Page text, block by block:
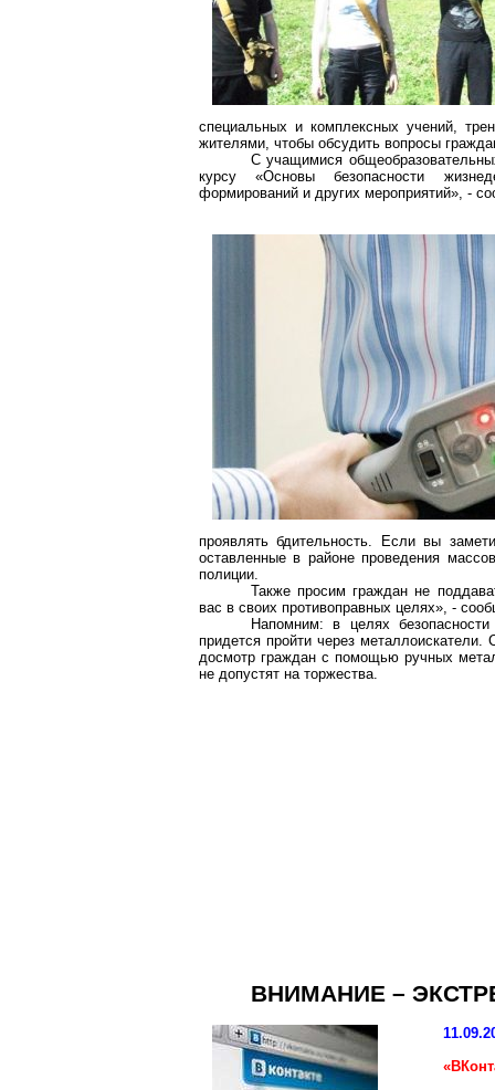
специальных и комплексных учений,
жителями, чтобы обсудить вопросы
С учащимися
курсу «Основы безопасности
формирований и других мероприятий», -
проявлять бдительность. Если вы
оставленные в районе проведения
полиции.
Также просим граждан не
вас в своих противоправных целях», -
Напомним: в целях
придется пройти через металлоискатели.
досмотр граждан с помощью ручных
не допустят на торжества.
ВНИМАНИЕ –